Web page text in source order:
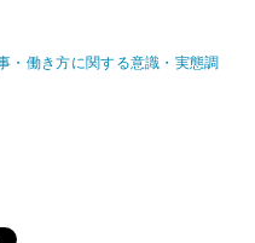
・働き方に関する意識・実態調